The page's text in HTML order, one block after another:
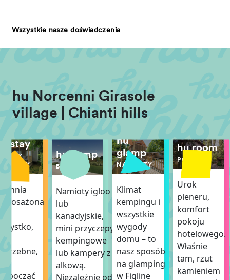
Wszystkie nasze doświadczenia
hu Norcenni Girasole
village | Chianti hills
stay
hu camp
BOISKA
Namioty igloo
lub
kanadyjskie,
mini przyczepy
kempingowe
lub kampery z
alkową.
Niezależnie od
hu
glamp
NAMIOTY
Klimat
kempingu i
wszystkie
wygody
domu – to
nasz sposób
na glamping
w Figline
hu room
POKÓJ
Urok
pleneru,
komfort
pokoju
hotelowego.
Właśnie
tam, rzut
kamieniem